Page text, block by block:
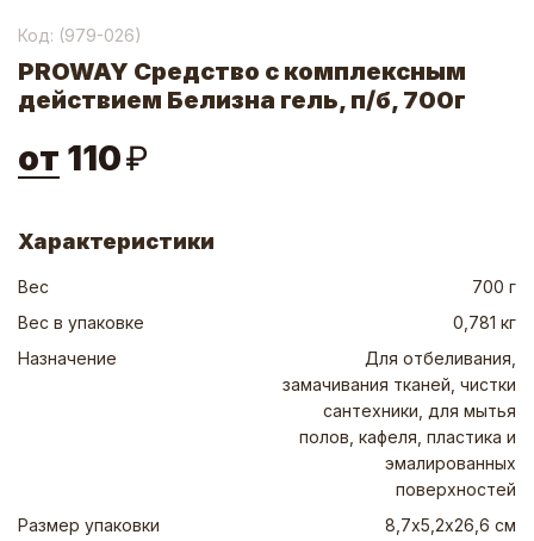
Код: (979-026)
PROWAY Средство с комплексным
действием Белизна гель, п/б, 700г
от 110₽
Характеристики
Вес
700 г
Вес в упаковке
0,781 кг
Назначение
Для отбеливания,
замачивания тканей, чистки
сантехники, для мытья
полов, кафеля, пластика и
эмалированных
поверхностей
Размер упаковки
8,7х5,2х26,6 см